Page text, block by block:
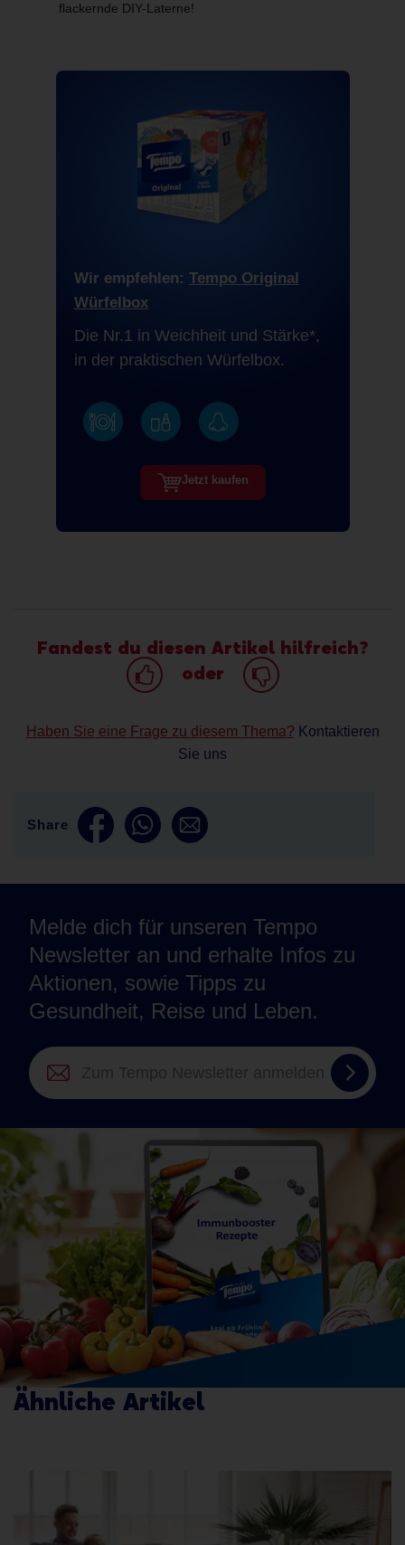
Wir empfehlen: Tempo Original
Würfelbox
Die Nr.1 in Weichheit und Stärke*,
in der praktischen Würfelbox.
Jetzt kaufen
flackernde DIY-Laterne!
Fandest du diesen Artikel hilfreich?
oder
Haben Sie eine Frage zu diesem Thema? Kontaktieren
Sie uns
Share
Melde dich für unseren Tempo
Newsletter an und erhalte Infos zu
Aktionen, sowie Tipps zu
Gesundheit, Reise und Leben.
Zum
Tempo
Ähnliche Artikel